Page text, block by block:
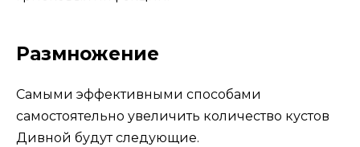
Размножение
Самыми эффективными способами
самостоятельно увеличить количество кустов
Дивной будут следующие.